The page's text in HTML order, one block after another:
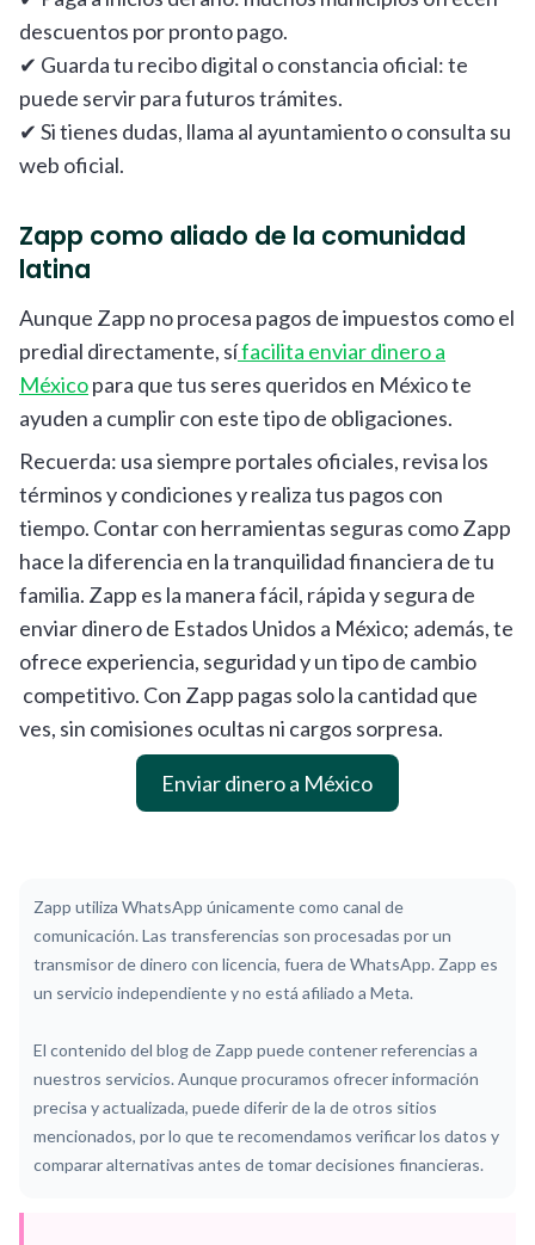
descuentos por pronto pago.
✔ Guarda tu recibo digital o constancia oficial: te
puede servir para futuros trámites.
✔ Si tienes dudas, llama al ayuntamiento o consulta su
web oficial.
Zapp como aliado de la comunidad
latina
Aunque Zapp no procesa pagos de impuestos como el
predial directamente, sífacilita enviar dinero a
Méxicopara que tus seres queridos en México te
ayuden a cumplir con este tipo de obligaciones.
Recuerda: usa siempre portales oficiales, revisa los
términos y condiciones y realiza tus pagos con
tiempo. Contar con herramientas seguras como Zapp
hace la diferencia en la tranquilidad financiera de tu
familia. Zapp es la manera fácil, rápida y segura de
enviar dinero de Estados Unidos a México; además, te
ofrece experiencia, seguridad y un tipo de cambio
competitivo. Con Zapp pagas solo la cantidad que
ves, sin comisiones ocultas ni cargos sorpresa.
Enviar dinero a México
Zapp utiliza WhatsApp únicamente como canal de
comunicación. Las transferencias son procesadas por un
transmisor de dinero con licencia, fuera de WhatsApp. Zapp es
un servicio independiente y no está afiliado a Meta.
El contenido del blog de Zapp puede contener referencias a
nuestros servicios. Aunque procuramos ofrecer información
precisa y actualizada, puede diferir de la de otros sitios
mencionados, por lo que te recomendamos verificar los datos y
comparar alternativas antes de tomar decisiones financieras.